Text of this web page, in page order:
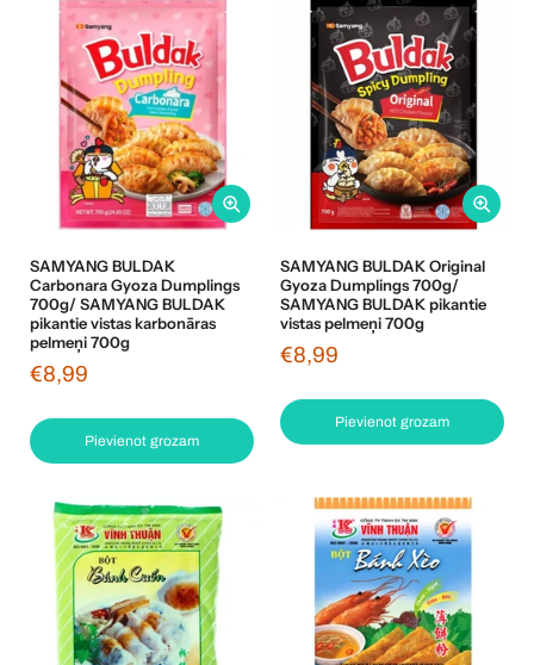
SAMYANG BULDAK
Carbonara Gyoza Dumplings
700g/ SAMYANG BULDAK
pikantie vistas karbonāras
pelmeņi 700g
€8,99
Pievienot grozam
SAMYANG BULDAK Original
Gyoza Dumplings 700g/
SAMYANG BULDAK pikantie
vistas pelmeņi 700g
€8,99
Pievienot grozam